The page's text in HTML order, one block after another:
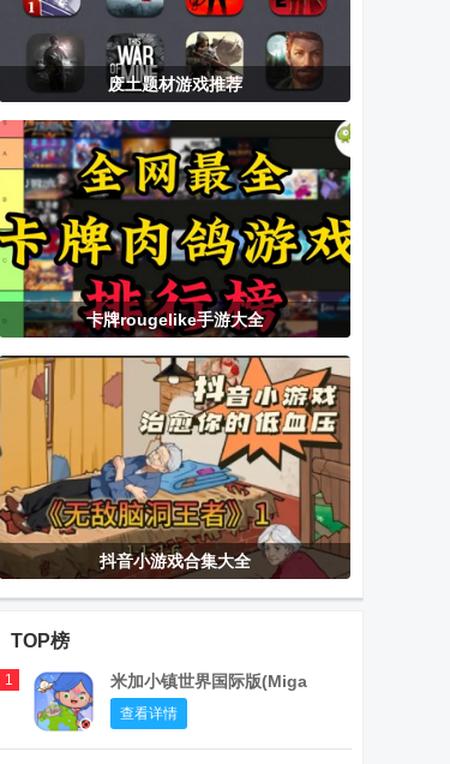
废土题材游戏推荐
卡牌rougelike手游大全
抖音小游戏合集大全
TOP榜
1
米加小镇世界国际版(Miga
World)
查看详情